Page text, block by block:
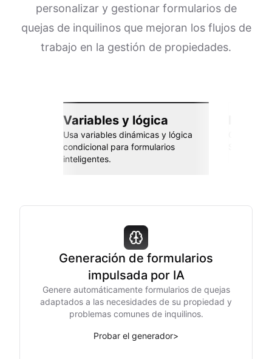
personalizar y gestionar formularios de
quejas de inquilinos que mejoran los flujos de
trabajo en la gestión de propiedades.
Variables y lógica
Usa variables dinámicas y lógica
condicional para formularios
inteligentes.
Generación de formularios
impulsada por IA
Genere automáticamente formularios de quejas
adaptados a las necesidades de su propiedad y
problemas comunes de inquilinos.
Probar el generador>